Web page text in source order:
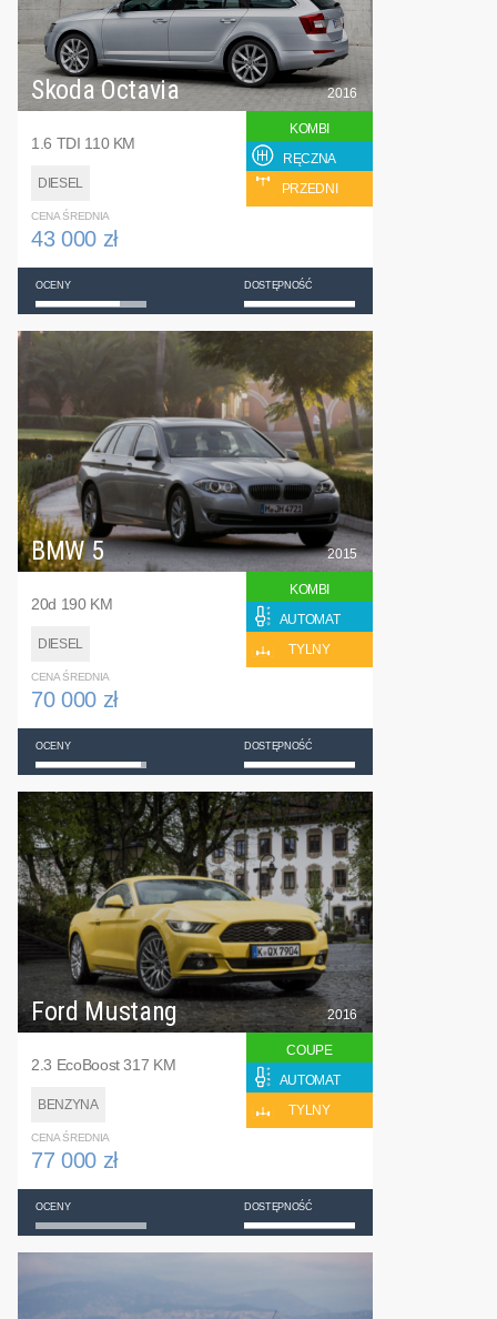
Skoda Octavia
1.6 TDI 110 KM
DIESEL
2016
KOMBI
RĘCZNA
PRZEDNI
CENA ŚREDNIA
43 000 zł
OCENY DOSTĘPNOŚĆ
BMW 5
20d 190 KM
DIESEL
2015
KOMBI
AUTOMAT
TYLNY
CENA ŚREDNIA
70 000 zł
OCENY DOSTĘPNOŚĆ
Ford Mustang
2.3 EcoBoost 317 KM
BENZYNA
2016
COUPE
AUTOMAT
TYLNY
CENA ŚREDNIA
77 000 zł
OCENY DOSTĘPNOŚĆ